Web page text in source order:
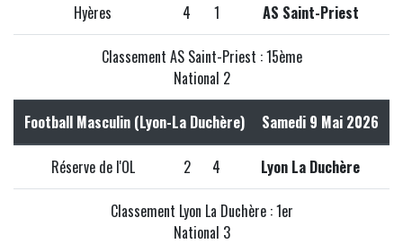
Hyères 4 1 AS Saint-Priest
Classement AS Saint-Priest : 15ème
National 2
Football Masculin (Lyon-La Duchère) Samedi 9 Mai 2026
Réserve de l'OL 2 4 Lyon La Duchère
Classement Lyon La Duchère : 1er
National 3